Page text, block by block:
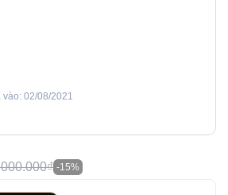
vào: 02/08/2021
-15%